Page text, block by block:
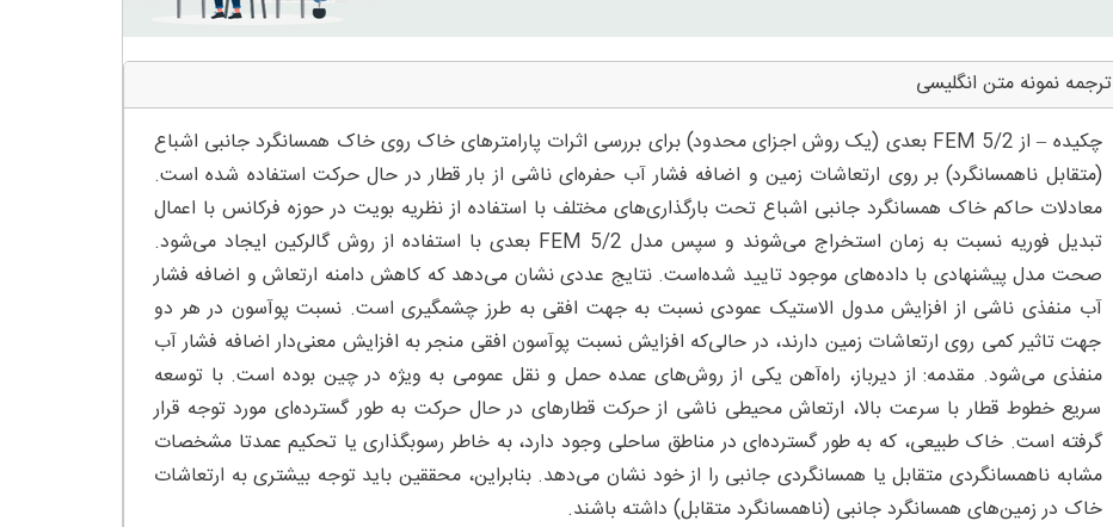
ترجمه نمونه متن انگلیسی
چکیده – از FEM 5/2 بعدی (یک روش اجزای محدود) برای بررسی اثرات پارامترهای خاک روی خاک همسانگرد جانبی اشباع
(متقابل ناهمسانگرد) بر روی ارتعاشات زمین و اضافه فشار آب حفره‌ای ناشی از بار قطار در حال حرکت استفاده شده است.
معادلات حاکم خاک همسانگرد جانبی اشباع تحت بارگذاری‌های مختلف با استفاده از نظریه بویت در حوزه فرکانس با اعمال
تبدیل فوریه نسبت به زمان استخراج می‌شوند و سپس مدل FEM 5/2 بعدی با استفاده از روش گالرکین ایجاد می‌شود.
صحت مدل پیشنهادی با داده‌های موجود تایید شده‌است. نتایج عددی نشان می‌دهد که کاهش دامنه ارتعاش و اضافه فشار
آب منفذی ناشی از افزایش مدول الاستیک عمودی نسبت به جهت افقی به طرز چشمگیری است. نسبت پوآسون در هر دو
جهت تاثیر کمی روی ارتعاشات زمین دارند، در حالی‌که افزایش نسبت پوآسون افقی منجر به افزایش معنی‌دار اضافه فشار آب
منفذی می‌شود. مقدمه: از دیرباز، راه‌آهن یکی از روش‌های عمده حمل و نقل عمومی به ویژه در چین بوده ‌است. با توسعه
سریع خطوط قطار با سرعت بالا، ارتعاش محیطی ناشی از حرکت قطارهای در حال حرکت به طور گسترده‌ای مورد توجه قرار
گرفته است. خاک طبیعی، که به طور گسترده‌ای در مناطق ساحلی وجود دارد، به خاطر رسوبگذاری یا تحکیم عمدتا مشخصات
مشابه ناهمسانگردی متقابل یا همسانگردی جانبی را از خود نشان می‌دهد. بنابراین، محققین باید توجه بیشتری به ارتعاشات
خاک در زمین‌های همسانگرد جانبی (ناهمسانگرد متقابل) داشته باشند.